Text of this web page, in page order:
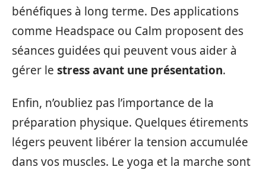
bénéfiques à long terme. Des applications
comme Headspace ou Calm proposent des
séances guidées qui peuvent vous aider à
gérer le stress avant une présentation.
Enfin, n’oubliez pas l’importance de la
préparation physique. Quelques étirements
légers peuvent libérer la tension accumulée
dans vos muscles. Le yoga et la marche sont